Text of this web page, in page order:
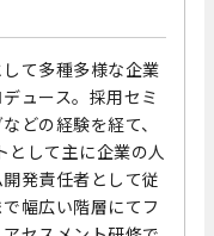
て多種多様な企業
ュース。採用セミ
どの経験を経て、
として主に企業の人
発責任者として従
幅広い階層にてフ